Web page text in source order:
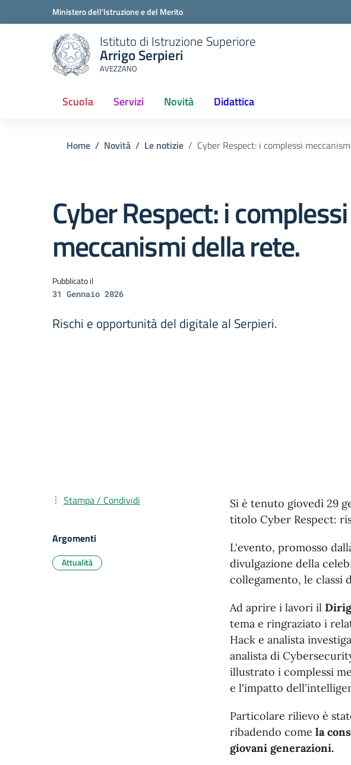
Ministero dell'Istruzione e del Merito
Istituto di Istruzione Superiore
Arrigo Serpieri
AVEZZANO
Scuola
(current) Servizi Novità Didattica
Home Novità Le notizie Cyber Respect: i complessi
Cyber Respect: i complessi
meccanismi della rete.
Pubblicato il
31 Gennaio 2026
Rischi e opportunità del digitale al Serpieri.
Si è tenuto giovedì 29
titolo Cyber Respect:
L'evento, promosso
divulgazione della
collegamento, le classi
Ad aprire i lavori il
tema e ringraziato i
Hack e analista
analista di
illustrato i complessi
e l'impatto
Particolare rilievo è
ribadendo come la
giovani generazioni.
Stampa / Condividi
Argomenti
Attualità